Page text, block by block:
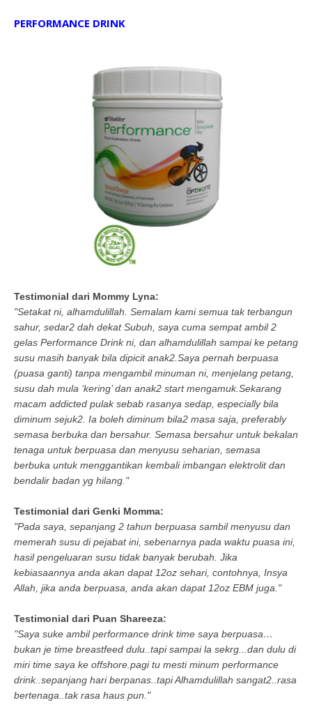
PERFORMANCE DRINK
Testimonial dari Mommy Lyna:
"Setakat ni, alhamdulillah. Semalam kami semua tak terbangun
sahur, sedar2 dah dekat Subuh, saya cuma sempat ambil 2
gelas Performance Drink ni, dan alhamdulillah sampai ke petang
susu masih banyak bila dipicit anak2.Saya pernah berpuasa
(puasa ganti) tanpa mengambil minuman ni, menjelang petang,
susu dah mula ‘kering’ dan anak2 start mengamuk.Sekarang
macam addicted pulak sebab rasanya sedap, especially bila
diminum sejuk2. Ia boleh diminum bila2 masa saja, preferably
semasa berbuka dan bersahur. Semasa bersahur untuk bekalan
tenaga untuk berpuasa dan menyusu seharian, semasa
berbuka untuk menggantikan kembali imbangan elektrolit dan
bendalir badan yg hilang."
Testimonial dari Genki Momma:
"Pada saya, sepanjang 2 tahun berpuasa sambil menyusu dan
memerah susu di pejabat ini, sebenarnya pada waktu puasa ini,
hasil pengeluaran susu tidak banyak berubah. Jika
kebiasaannya anda akan dapat 12oz sehari, contohnya, Insya
Allah, jika anda berpuasa, anda akan dapat 12oz EBM juga."
Testimonial dari Puan Shareeza:
"Saya suke ambil performance drink time saya berpuasa…
bukan je time breastfeed dulu..tapi sampai la sekrg...dan dulu di
miri time saya ke offshore.pagi tu mesti minum performance
drink..sepanjang hari berpanas..tapi Alhamdulillah sangat2..rasa
bertenaga..tak rasa haus pun."